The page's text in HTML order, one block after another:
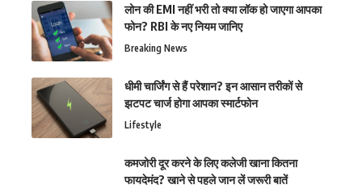
लोन की EMI नहीं भरी तो क्या लॉक हो जाएगा आपका
फोन? RBI के नए नियम जानिए
Breaking News
धीमी चार्जिंग से हैं परेशान? इन आसान तरीकों से
झटपट चार्ज होगा आपका स्मार्टफोन
Lifestyle
कमजोरी दूर करने के लिए कलेजी खाना कितना
फायदेमंद? खाने से पहले जान लें जरूरी बातें